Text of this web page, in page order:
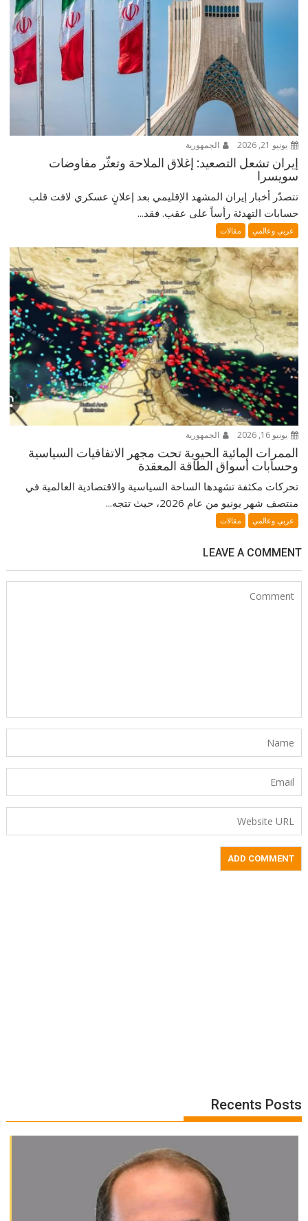
يونيو 21, 2026 الجمهورية
إيران تشعل التصعيد: إغلاق الملاحة وتعثّر مفاوضات
سويسرا
تتصدّر أخبار إيران المشهد الإقليمي بعد إعلانٍ عسكري لافت قلب
حسابات التهدئة رأساً على عقب. فقد...
عربي وعالمي مقالات
يونيو 16, 2026 الجمهورية
الممرات المائية الحيوية تحت مجهر الاتفاقيات السياسية
وحسابات أسواق الطاقة المعقدة
تحركات مكثفة تشهدها الساحة السياسية والاقتصادية العالمية في
منتصف شهر يونيو من عام 2026، حيث تتجه...
عربي وعالمي مقالات
LEAVE A COMMENT
Recents Posts